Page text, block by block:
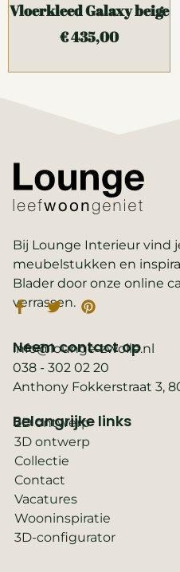
Vloerkleed Galaxy beige
€435,00
Bij Lounge Interieur vind
meubelstukken en
Blader door onze online
verrassen.
Belangrijke links
2D ontwerp
3D ontwerp
Collectie
Contact
Vacatures
Wooninspiratie
3D-configurator
Neem contact op
info@lounge-zwolle.nl
038 - 302 02 20
Anthony Fokkerstraat 3,